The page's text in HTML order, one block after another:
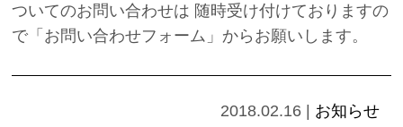
ついてのお問い合わせは 随時受け付けておりますの
で「お問い合わせフォーム」からお願いします。
2018.02.16 お知らせ